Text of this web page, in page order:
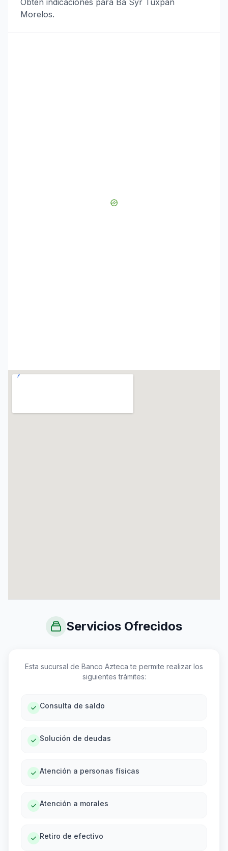
Obtén indicaciones para Ba Syr Tuxpan
Morelos.
Servicios Ofrecidos
Esta sucursal de Banco Azteca te permite realizar los
siguientes trámites:
Consulta de saldo
Solución de deudas
Atención a personas físicas
Atención a morales
Retiro de efectivo